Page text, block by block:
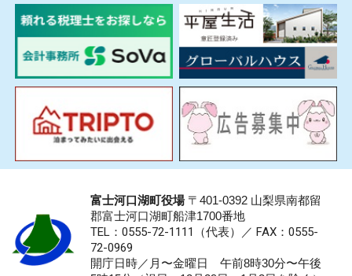
富士河口湖町役場〒401-0392 山梨県南都留
郡富士河口湖町船津1700番地
TEL：0555-72-1111 （代表）／ FAX：0555-
72-0969
開庁日時／月〜金曜日 午前8時30分〜午後